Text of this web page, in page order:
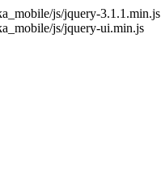
js/jquery-3.1.1.min.js
js/jquery-ui.min.js